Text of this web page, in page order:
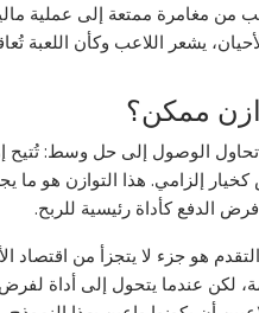
من مغامرة ممتعة إلى عملية
يشعر اللاعب وكأن اللعبة
ممكن؟
تحاول الوصول إلى حل وسط: تُتيح
إلزامي. هذا التوازن هو ما
الدفع كأداة رئيسية للربح.
هو جزء لا يتجزأ من اقتصاد
لكن عندما يتحول إلى أداة لفرض